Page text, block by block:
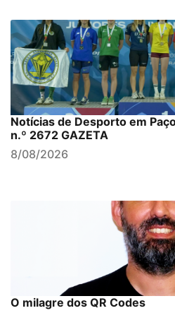
Notícias de Desporto em
n.º 2672 GAZETA
8/08/2026
O milagre dos QR Codes